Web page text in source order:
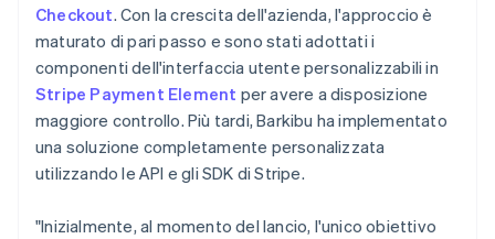
Checkout. Con la crescita dell'azienda, l'approccio è
maturato di pari passo e sono stati adottati i
componenti dell'interfaccia utente personalizzabili in
Stripe Payment Element per avere a disposizione
maggiore controllo. Più tardi, Barkibu ha implementato
una soluzione completamente personalizzata
utilizzando le API e gli SDK di Stripe.
"Inizialmente, al momento del lancio, l'unico obiettivo